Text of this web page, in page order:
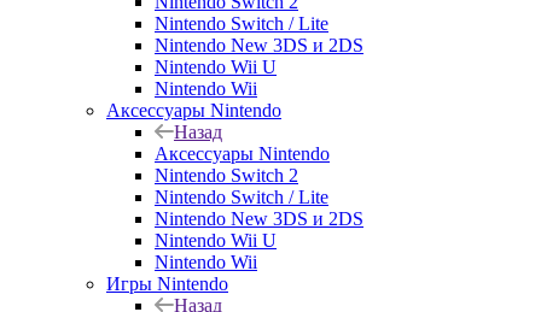
Nintendo Switch / Lite
Nintendo New 3DS и 2DS
Nintendo Wii U
Nintendo Wii
Аксессуары Nintendo
Назад
Аксессуары Nintendo
Nintendo Switch 2
Nintendo Switch / Lite
Nintendo New 3DS и 2DS
Nintendo Wii U
Nintendo Wii
Игры Nintendo
Назад